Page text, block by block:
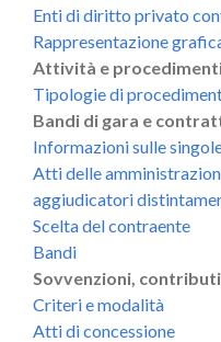
Enti di diritto privato
Rappresentazione
Attività e
Tipologie di
Bandi di gara e
Informazioni sulle
Atti delle
aggiudicatori
Scelta del contraente
Bandi
Sovvenzioni,
Criteri e modalità
Atti di concessione